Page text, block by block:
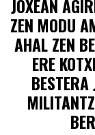
JOXEAN
ZEN MODU
AHAL ZEN
ERE
BESTERA